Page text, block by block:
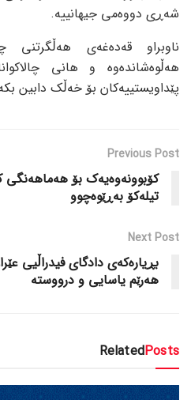
شەڕی دووەمی جیهانییە.
ناوبراو قەدەغەی
هەڵوەشاندەوە و هانی
پێداویستییەکان بۆ خەڵک دابین
Previous Post
کۆبوونەوەیەک بۆ
تیلەکۆ بەڕێوەچوو
Next Post
بڕیارەکەی دادگای فیدراڵیی
هەرێم یاسایی و درووستە
RelatedPosts